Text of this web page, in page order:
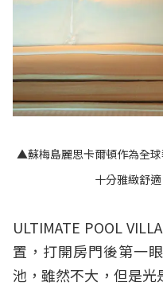
▲蘇梅島麗思卡爾頓作為全
十分雅緻舒
ULTIMATE POOL
置，打開房門後第一
池，雖然不大，但是